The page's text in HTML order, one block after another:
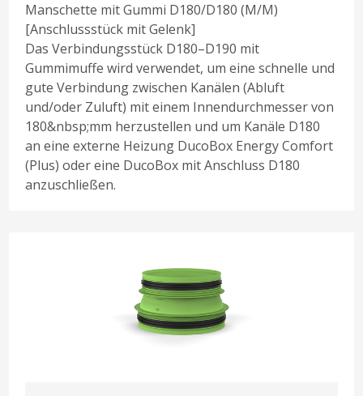
Manschette mit Gummi D180/D180 (M/M)
[Anschlussstück mit Gelenk]
Das Verbindungsstück D180–D190 mit
Gummimuffe wird verwendet, um eine schnelle und
gute Verbindung zwischen Kanälen (Abluft
und/oder Zuluft) mit einem Innendurchmesser von
180&nbsp;mm herzustellen und um Kanäle D180
an eine externe Heizung DucoBox Energy Comfort
(Plus) oder eine DucoBox mit Anschluss D180
anzuschließen.